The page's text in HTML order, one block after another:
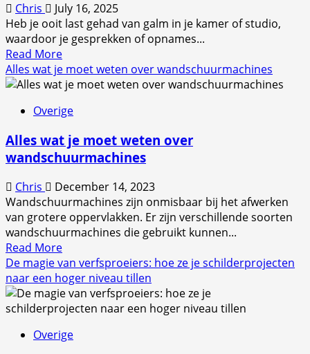
Chris
July 16, 2025
Heb je ooit last gehad van galm in je kamer of studio,
waardoor je gesprekken of opnames...
Read MoreRead
more
about
verbeter
je
akoestiek
noppenschuim?
Alles wat je moet weten over wandschuurmachines
Overige
Alles wat je moet weten over
wandschuurmachines
Chris
December 14, 2023
Wandschuurmachines zijn onmisbaar bij het afwerken
van grotere oppervlakken. Er zijn verschillende soorten
wandschuurmachines die gebruikt kunnen...
Read MoreRead
more
about
Alles
wat
moet
De magie van verfsproeiers: hoe ze je schilderprojecten
naar een hoger niveau tillen
Overige